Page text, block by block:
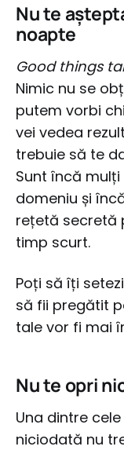
Nu te
noapte
Good things
Nimic nu se
putem vorbi
vei vedea
trebuie să te
Sunt încă
domeniu și
rețetă secretă
timp scurt.
Poți să îți
să fii pregătit
tale vor fi mai
Nu te opri
Una dintre
niciodată nu